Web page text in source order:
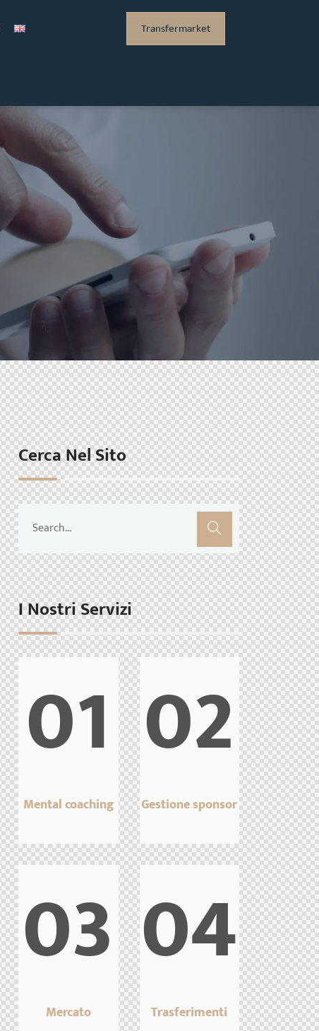
Transfermarket
Cerca Nel Sito
I Nostri Servizi
01
Mental coaching
02
Gestione sponsor
03
Mercato
04
Trasferimenti